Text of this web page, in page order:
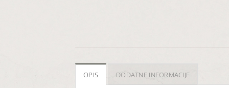
OPIS DODATNE INFORMACIJE